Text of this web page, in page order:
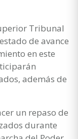
Tribunal
de avance
en este
además de
un repaso de
durante